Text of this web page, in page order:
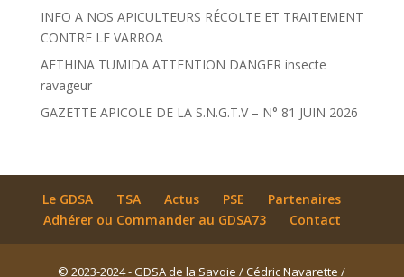
INFO A NOS APICULTEURS RÉCOLTE ET TRAITEMENT
CONTRE LE VARROA
AETHINA TUMIDA ATTENTION DANGER insecte
ravageur
GAZETTE APICOLE DE LA S.N.G.T.V – N° 81 JUIN 2026
Le GDSA TSA Actus PSE
Partenaires
Adhérer ou Commander au GDSA73
Contact
© 2023-2024 - GDSA de la Savoie / Cédric Navarette /